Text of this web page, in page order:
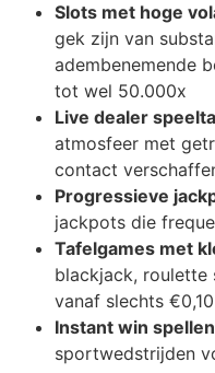
Slots met hoge
gek zijn van
adembenemende
tot wel 50.000x
Live dealer
atmosfeer met
contact
Progressieve
jackpots die
Tafelgames met
blackjack, roulette
vanaf slechts
Instant win spellen
sportwedstrijden